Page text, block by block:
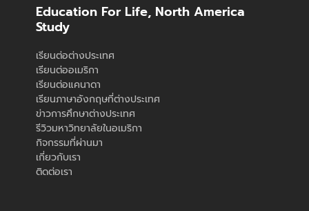
Education For Life, North America
Study
เรียนต่อต่างประเทศ
เรียนต่ออเมริกา
เรียนต่อแคนาดา
เรียนภาษาอังกฤษที่ต่างประเทศ
ข่าวการศึกษาต่างประเทศ
รีวิวมหาวิทยาลัยในอเมริกา
กิจกรรมที่ผ่านมา
เกี่ยวกับเรา
ติดต่อเรา